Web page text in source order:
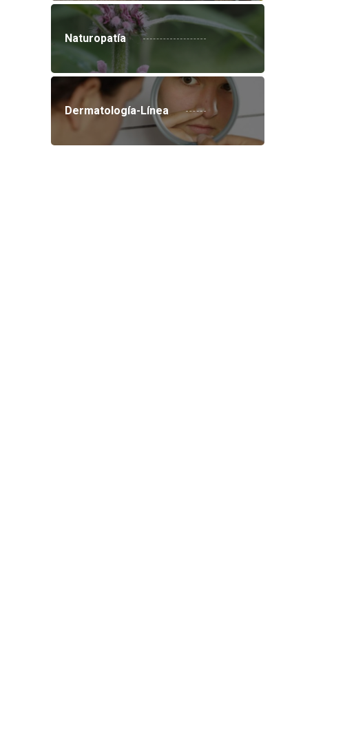
Naturopatía
Dermatología-Línea